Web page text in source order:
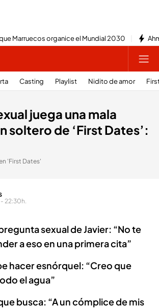
Marruecos organice el Mundial 2030
Casting Playlist Nidito de amor
juega una mala
soltero de ‘First Dates’:
'First Dates'
- 22:30h.
sexual de Javier: “No te
a eso en una primera cita”
hacer esnórquel: “Creo que
el agua”
busca: “A un cómplice de mis